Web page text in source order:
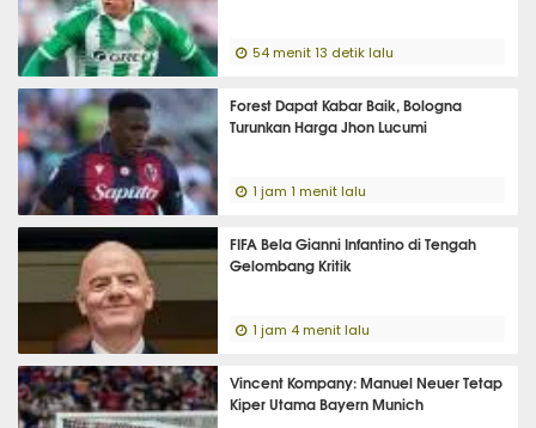
54 menit 13 detik lalu
Forest Dapat Kabar Baik, Bologna
Turunkan Harga Jhon Lucumi
1 jam 1 menit lalu
FIFA Bela Gianni Infantino di Tengah
Gelombang Kritik
1 jam 4 menit lalu
Vincent Kompany: Manuel Neuer Tetap
Kiper Utama Bayern Munich